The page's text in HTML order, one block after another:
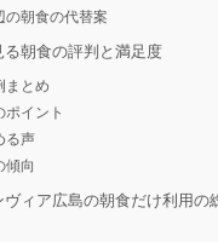
の朝食の代替案
る朝食の評判と満足度
まとめ
ポイント
る声
傾向
ィア広島の朝食だけ利用の